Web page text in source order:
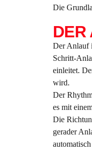
Die
DER
Der Anlauf
Schritt-
einleitet.
wird.
Der
es mit
Die
gerader